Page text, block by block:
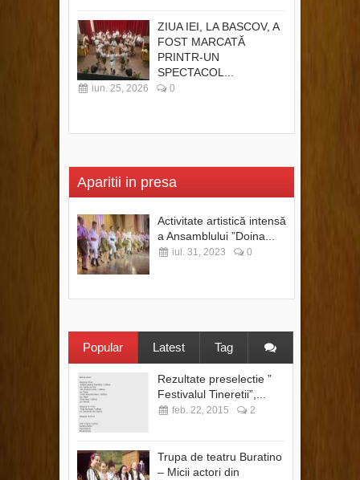
ZIUA IEI, LA BASCOV, A
FOST MARCATĂ
PRINTR-UN
SPECTACOL...
iun. 25, 2026 0
Aparitii in presa
Activitate artistică intensă
a Ansamblului ”Doina...
iul. 31, 2023 0
Popular Latest Tag
Rezultate preselectie ”
Festivalul Tineretii”,...
feb. 22, 2015 2
Trupa de teatru Buratino
– Micii actori din